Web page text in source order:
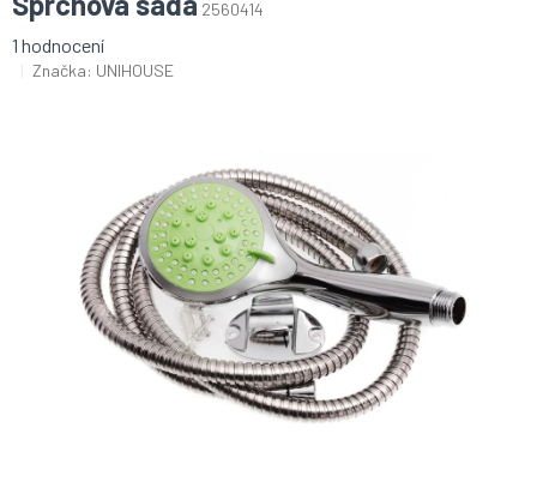
2560414
Průměrné
hodnocení
1 hodnocení
Značka: UNIHOUSE